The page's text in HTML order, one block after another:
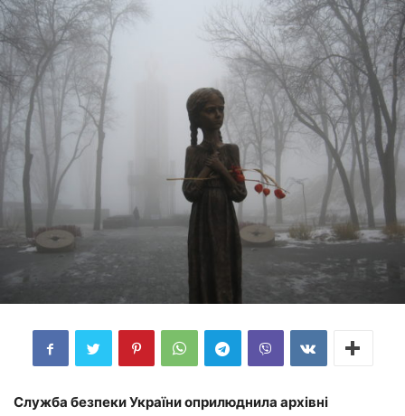
Служба безпеки України оприлюднила архівні